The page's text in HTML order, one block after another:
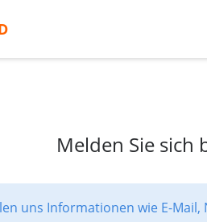
Melden Sie sich
uns Informationen wie E-